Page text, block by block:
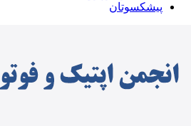
پیشکسوتان